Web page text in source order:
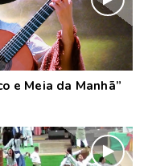
e Meia da Manhã”